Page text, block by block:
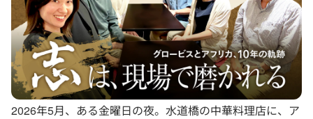
2026年5月、ある金曜日の夜。水道橋の中華料理店に、ア